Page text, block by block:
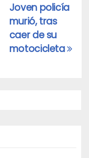
Joven policía
murió, tras
caer de su
motocicleta